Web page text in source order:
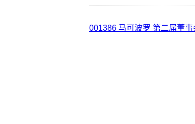
001386 马可波罗 第二届董